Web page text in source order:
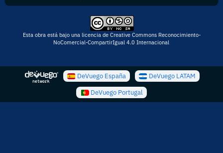
Esta obra está bajo una licencia de Creative Commons Reconocimiento-
NoComercial-CompartirIgual 4.0 Internacional
DeVuego España
DeVuego LATAM
DeVuego Portugal